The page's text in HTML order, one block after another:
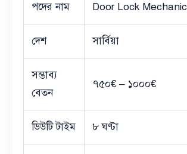
পদের নাম Door Lock Mechanic
দেশ সার্বিয়া
সম্ভাব্য
বেতন
৭৫০€ – ১০০০€
ডিউটি টাইম ৮ ঘণ্টা